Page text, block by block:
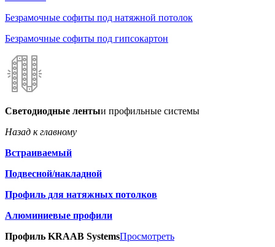
Безрамочные софиты под натяжной потолок
Безрамочные софиты под гипсокартон
Светодиодные лентыи профильные системы
Назад к главному
Встраиваемый
Подвесной/накладной
Профиль для натяжных потолков
Алюминиевые профили
Профиль KRAAB SystemsПросмотреть